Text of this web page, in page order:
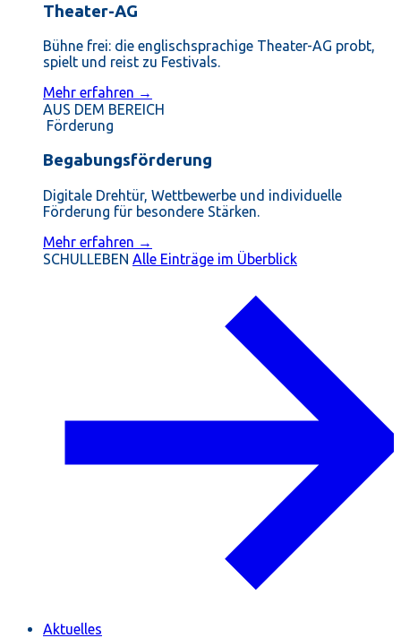
Theater-AG
Bühne frei: die englischsprachige Theater-AG probt,
spielt und reist zu Festivals.
Mehr erfahren →
AUS DEM BEREICH
Förderung
Begabungsförderung
Digitale Drehtür, Wettbewerbe und individuelle
Förderung für besondere Stärken.
Mehr erfahren →
SCHULLEBEN Alle Einträge im Überblick
Aktuelles